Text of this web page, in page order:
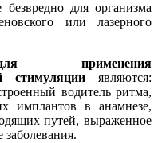
для организма
или лазерного
для применения
стимуляции являются:
водитель ритма,
имплантов в анамнезе,
путей, выраженное